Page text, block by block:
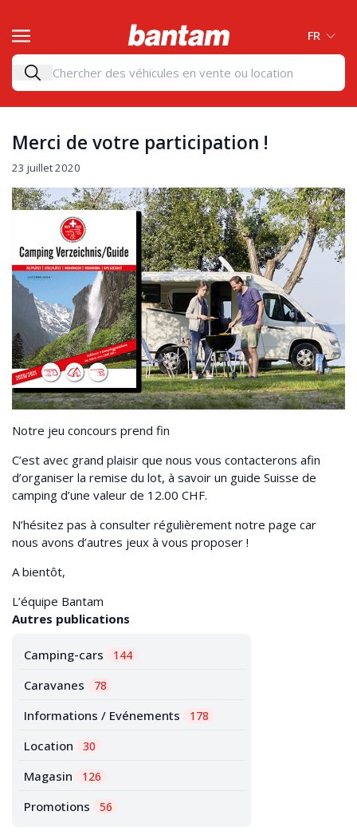
FR
Merci de votre participation !
23 juillet 2020
Notre jeu concours prend fin
C’est avec grand plaisir que nous vous contacterons afin
d’organiser la remise du lot, à savoir un guide Suisse de
camping d’une valeur de 12.00 CHF.
N’hésitez pas à consulter régulièrement notre page car
nous avons d’autres jeux à vous proposer !
A bientôt,
L’équipe Bantam
Autres publications
Camping-cars 144
Caravanes 78
Informations / Evénements 178
Location 30
Magasin 126
Promotions 56